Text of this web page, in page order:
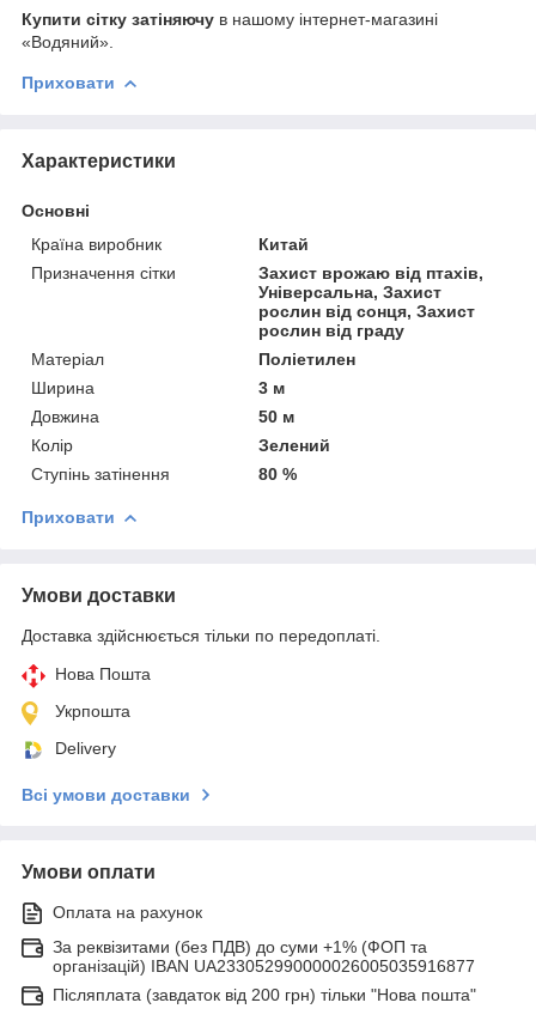
Купити сітку затіняючу в нашому інтернет-магазині
«Водяний».
Приховати
Характеристики
Основні
Країна виробник
Китай
Призначення сітки
Захист врожаю від птахів,
Універсальна, Захист
рослин від сонця, Захист
рослин від граду
Матеріал
Поліетилен
Ширина
3 м
Довжина
50 м
Колір
Зелений
Ступінь затінення
80 %
Приховати
Умови доставки
Доставка здійснюється тільки по передоплаті.
Нова Пошта
Укрпошта
Delivery
Всі умови доставки
Умови оплати
Оплата на рахунок
За реквізитами (без ПДВ) до суми +1% (ФОП та
організацій) IBAN UA233052990000026005035916877
Післяплата (завдаток від 200 грн) тільки "Нова пошта"